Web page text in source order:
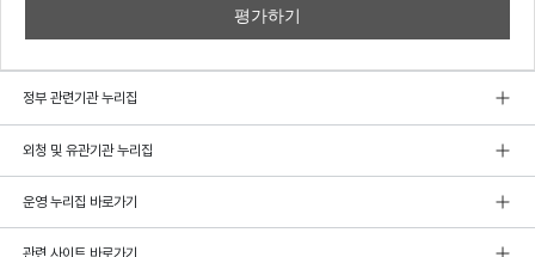
정부 관련기관 누리집
외청 및 유관기관 누리집
운영 누리집 바로가기
관련 사이트 바로가기